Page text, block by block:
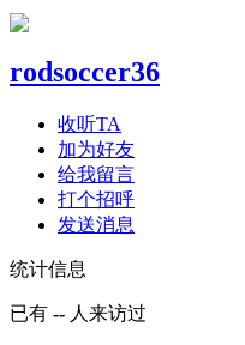
rodsoccer36
收听TA
加为好友
给我留言
打个招呼
发送消息
统计信息
已有 -- 人来访过